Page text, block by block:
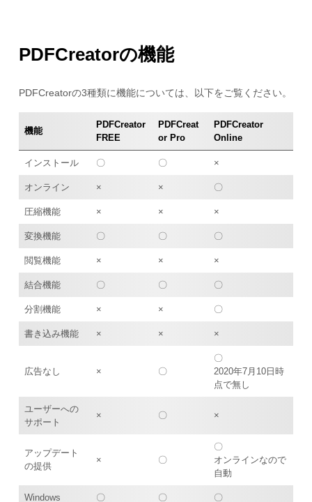
PDFCreatorの機能
PDFCreatorの3種類に機能については、以下をご覧ください。
機能
PDFCreator
FREE
PDFCreat
or Pro
PDFCreator
Online
インストール 〇 〇 ×
オンライン × × 〇
圧縮機能 × × ×
変換機能 〇 〇 〇
閲覧機能 × × ×
結合機能 〇 〇 〇
分割機能 × × 〇
書き込み機能 × × ×
広告なし × 〇
〇
2020年7月10日時
点で無し
ユーザーへの
サポート
× 〇 ×
アップデート
の提供
× 〇
〇
オンラインなので
自動
Windows 〇 〇 〇